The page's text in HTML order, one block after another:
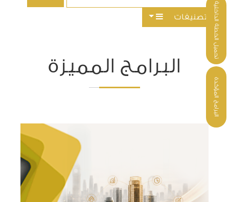
التصنيفات
البرامج المميزة
تحميل الخطة الداخلية
البرامج المؤكدة